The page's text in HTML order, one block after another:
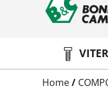
TrattamentoHome/